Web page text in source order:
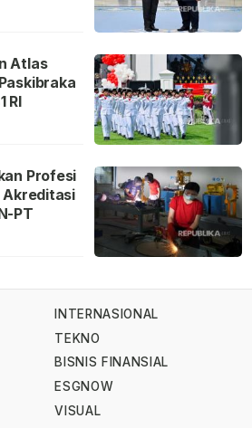
Atlas
RI
Profesi
Akreditasi
PT
INTERNASIONAL
TEKNO
BISNIS FINANSIAL
ESGNOW
VISUAL